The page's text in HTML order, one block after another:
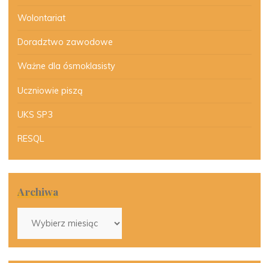
Wolontariat
Doradztwo zawodowe
Ważne dla ósmoklasisty
Uczniowie piszą
UKS SP3
RESQL
Archiwa